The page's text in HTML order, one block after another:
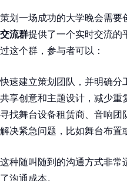
策划一场成功的大学晚会需
交流群提供了一个实时交流的
过这个群，参与者可以：
快速建立策划团队，并明确分
共享创意和主题设计，减少重
寻找舞台设备租赁商、音响团
解决紧急问题，比如舞台布置
这种随叫随到的沟通方式非
了沟通成本。